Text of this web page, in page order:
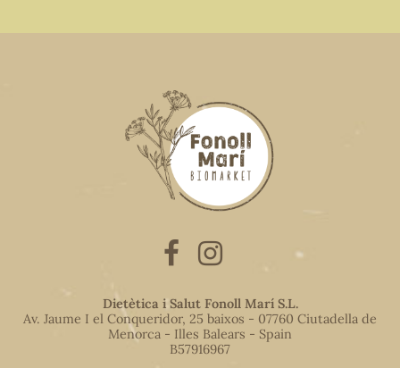
Dietètica i Salut Fonoll Marí S.L.
Av. Jaume I el Conqueridor, 25 baixos - 07760 Ciutadella de
Menorca - Illes Balears - Spain
B57916967